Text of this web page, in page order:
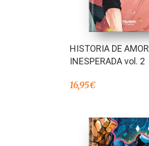
HISTORIA DE AMOR
INESPERADA vol. 2
16,95€